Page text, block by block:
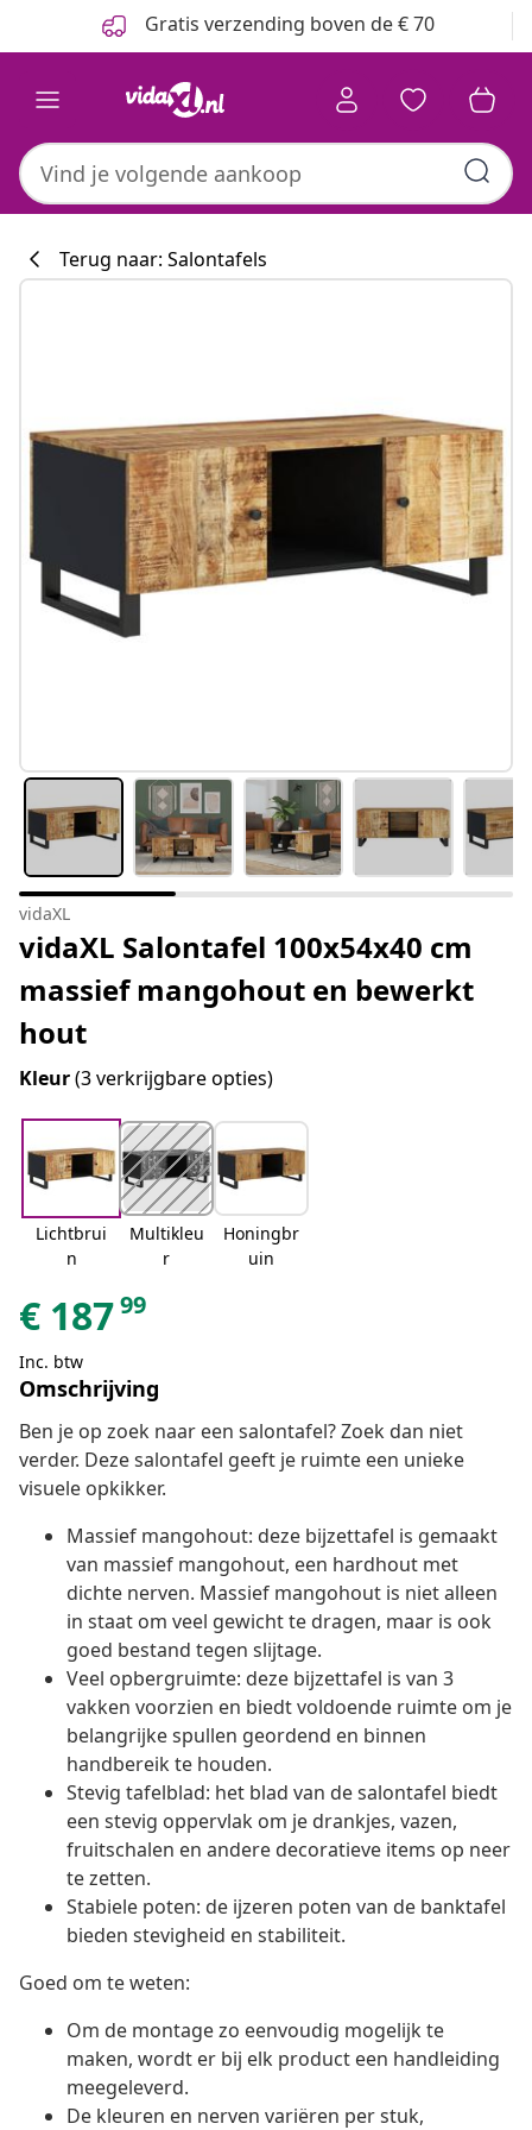
Gratis verzending boven de € 70
Terug naar: Salontafels
vidaXL
vidaXL Salontafel 100x54x40 cm
massief mangohout en bewerkt
hout
Kleur(3 verkrijgbare opties)
Lichtbrui
n
Multikleu
r
Honingbr
uin
€ 18799
Inc. btw
Omschrijving
Ben je op zoek naar een salontafel? Zoek dan niet
verder. Deze salontafel geeft je ruimte een unieke
visuele opkikker.
Massief mangohout: deze bijzettafel is gemaakt
van massief mangohout, een hardhout met
dichte nerven. Massief mangohout is niet alleen
in staat om veel gewicht te dragen, maar is ook
goed bestand tegen slijtage.
Veel opbergruimte: deze bijzettafel is van 3
vakken voorzien en biedt voldoende ruimte om je
belangrijke spullen geordend en binnen
handbereik te houden.
Stevig tafelblad: het blad van de salontafel biedt
een stevig oppervlak om je drankjes, vazen,
fruitschalen en andere decoratieve items op neer
te zetten.
Stabiele poten: de ijzeren poten van de banktafel
bieden stevigheid en stabiliteit.
Goed om te weten:
Om de montage zo eenvoudig mogelijk te
maken, wordt er bij elk product een handleiding
meegeleverd.
De kleuren en nerven variëren per stuk,